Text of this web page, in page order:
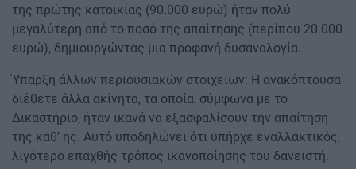
της πρώτης κατοικίας (90.000 ευρώ) ήταν πολύ
μεγαλύτερη από το ποσό της απαίτησης (περίπου 20.000
ευρώ), δημιουργώντας μια προφανή δυσαναλογία.
Ύπαρξη άλλων περιουσιακών στοιχείων: Η ανακόπτουσα
διέθετε άλλα ακίνητα, τα οποία, σύμφωνα με το
Δικαστήριο, ήταν ικανά να εξασφαλίσουν την απαίτηση
της καθ’ ης. Αυτό υποδηλώνει ότι υπήρχε εναλλακτικός,
λιγότερο επαχθής τρόπος ικανοποίησης του δανειστή.